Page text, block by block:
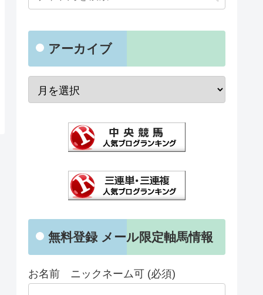
アーカイブ
無料登録 メール限定軸馬情報
お名前 ニックネーム可 (必須)